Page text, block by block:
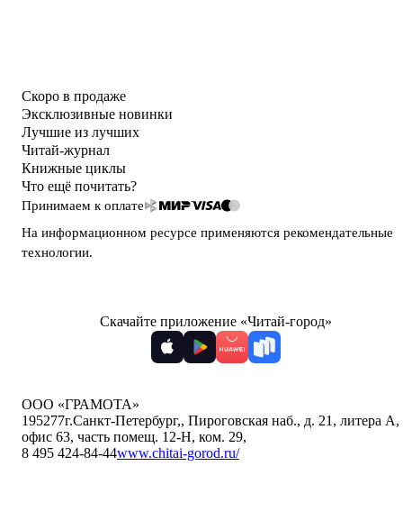
Скоро в продаже
Эксклюзивные новинки
Лучшие из лучших
Читай-журнал
Книжные циклы
Что ещё почитать?
Принимаем к оплате
На информационном ресурсе применяются рекомендательные
технологии.
Скачайте приложение «Читай-город»
ООО «ГРАМОТА»
195277г.Санкт-Петербург,, Пироговская наб., д. 21, литера А,
офис 63, часть помещ. 12-Н, ком. 29,
8 495 424-84-44www.chitai-gorod.ru/